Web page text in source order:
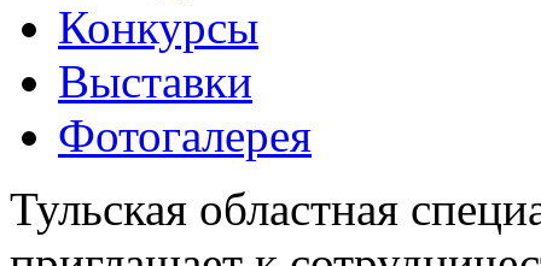
Конкурсы
Выставки
Фотогалерея
Тульская областная